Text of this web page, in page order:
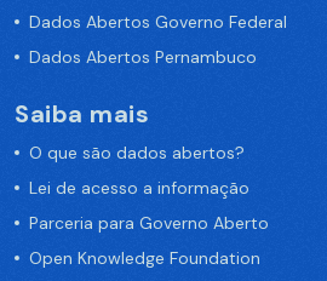
Dados Abertos Governo Federal
Dados Abertos Pernambuco
Saiba mais
O que são dados abertos?
Lei de acesso a informação
Parceria para Governo Aberto
Open Knowledge Foundation